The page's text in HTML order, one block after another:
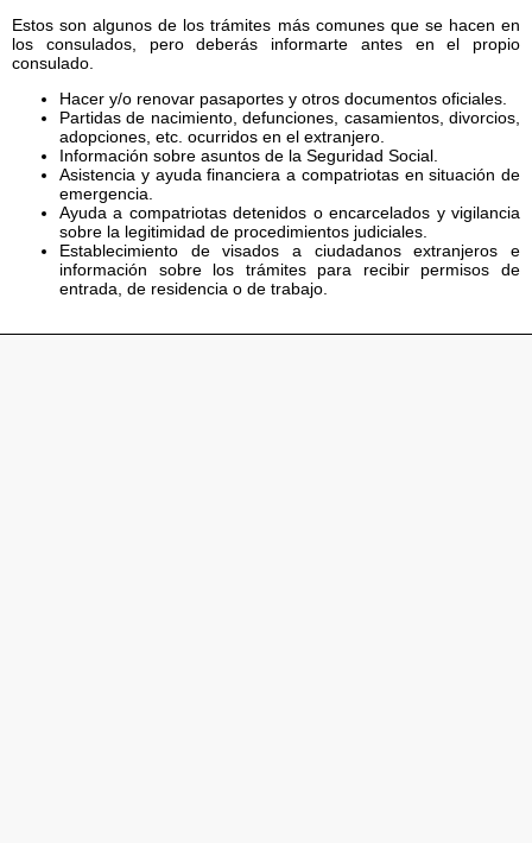
Estos son algunos de los trámites más comunes que se hacen en
los consulados, pero deberás informarte antes en el propio
consulado.
Hacer y/o renovar pasaportes y otros documentos oficiales.
Partidas de nacimiento, defunciones, casamientos, divorcios,
adopciones, etc. ocurridos en el extranjero.
Información sobre asuntos de la Seguridad Social.
Asistencia y ayuda financiera a compatriotas en situación de
emergencia.
Ayuda a compatriotas detenidos o encarcelados y vigilancia
sobre la legitimidad de procedimientos judiciales.
Establecimiento de visados a ciudadanos extranjeros e
información sobre los trámites para recibir permisos de
entrada, de residencia o de trabajo.